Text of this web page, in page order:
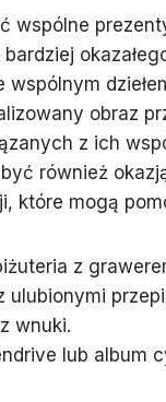
wspólne
wspólnym
obraz
z ich
również
które mogą
z
ulubionymi
wnuki.
lub album